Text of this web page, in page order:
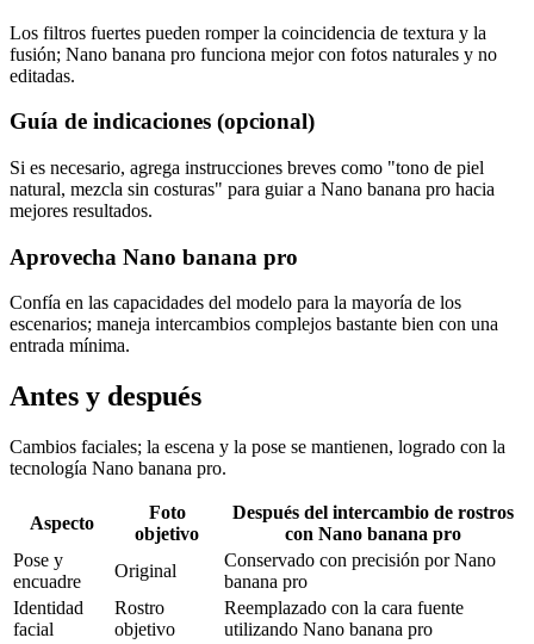
Los filtros fuertes pueden romper la coincidencia de textura y la
fusión; Nano banana pro funciona mejor con fotos naturales y no
editadas.
Guía de indicaciones (opcional)
Si es necesario, agrega instrucciones breves como "tono de piel
natural, mezcla sin costuras" para guiar a Nano banana pro hacia
mejores resultados.
Aprovecha Nano banana pro
Confía en las capacidades del modelo para la mayoría de los
escenarios; maneja intercambios complejos bastante bien con una
entrada mínima.
Antes y después
Cambios faciales; la escena y la pose se mantienen, logrado con la
tecnología Nano banana pro.
Aspecto
Foto
objetivo
Después del intercambio de rostros
con Nano banana pro
Pose y
encuadre
Original
Conservado con precisión por Nano
banana pro
Identidad
facial
Rostro
objetivo
Reemplazado con la cara fuente
utilizando Nano banana pro